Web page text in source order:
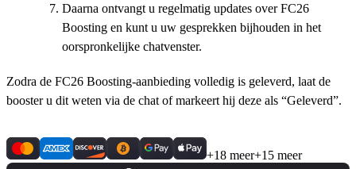
Daarna ontvangt u regelmatig updates over FC26
Boosting en kunt u uw gesprekken bijhouden in het
oorspronkelijke chatvenster.
Zodra de FC26 Boosting-aanbieding volledig is geleverd, laat de
booster u dit weten via de chat of markeert hij deze als “Geleverd”.
+18 meer+15 meer